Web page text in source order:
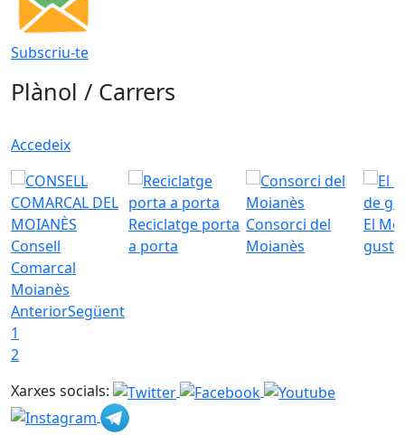
Subscriu-te
Plànol / Carrers
Accedeix
Consell
Comarcal
Moianès
Reciclatge porta
a porta
Consorci del
Moianès
El
gust
AnteriorSegüent
1
2
Xarxes socials: